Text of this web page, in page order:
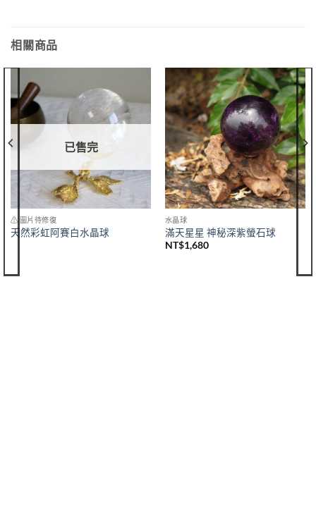
相關商品
已售完
⚠ 圖片待修復
天然彩虹阿賽白水晶球
水晶球
滿天星星 神秘深紫螢石球
NT$1,680